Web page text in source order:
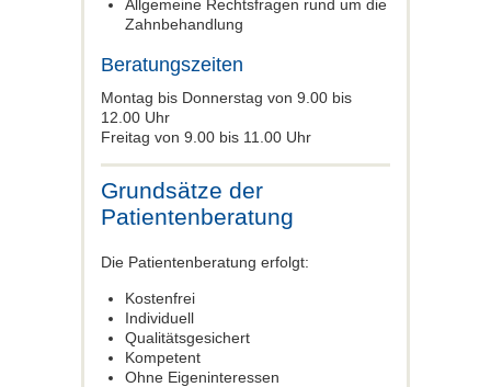
Allgemeine Rechtsfragen rund um die
Zahnbehandlung
Beratungszeiten
Montag bis Donnerstag von 9.00 bis
12.00 Uhr
Freitag von 9.00 bis 11.00 Uhr
Grundsätze der
Patientenberatung
Die Patientenberatung erfolgt:
Kostenfrei
Individuell
Qualitätsgesichert
Kompetent
Ohne Eigeninteressen